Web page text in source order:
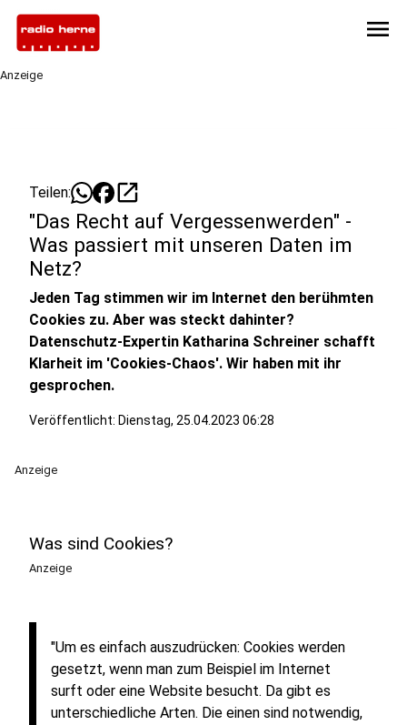
menu
Anzeige
Teilen: open_in_new
"Das Recht auf Vergessenwerden" -
Was passiert mit unseren Daten im
Netz?
Jeden Tag stimmen wir im Internet den berühmten
Cookies zu. Aber was steckt dahinter?
Datenschutz-Expertin Katharina Schreiner schafft
Klarheit im 'Cookies-Chaos'. Wir haben mit ihr
gesprochen.
Veröffentlicht: Dienstag, 25.04.2023 06:28
Anzeige
Was sind Cookies?
Anzeige
"Um es einfach auszudrücken: Cookies werden
gesetzt, wenn man zum Beispiel im Internet
surft oder eine Website besucht. Da gibt es
unterschiedliche Arten. Die einen sind notwendig,